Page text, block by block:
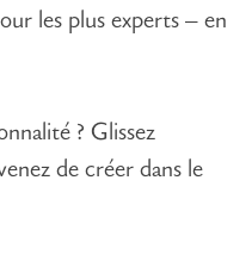
les plus experts – en
? Glissez
de créer dans le